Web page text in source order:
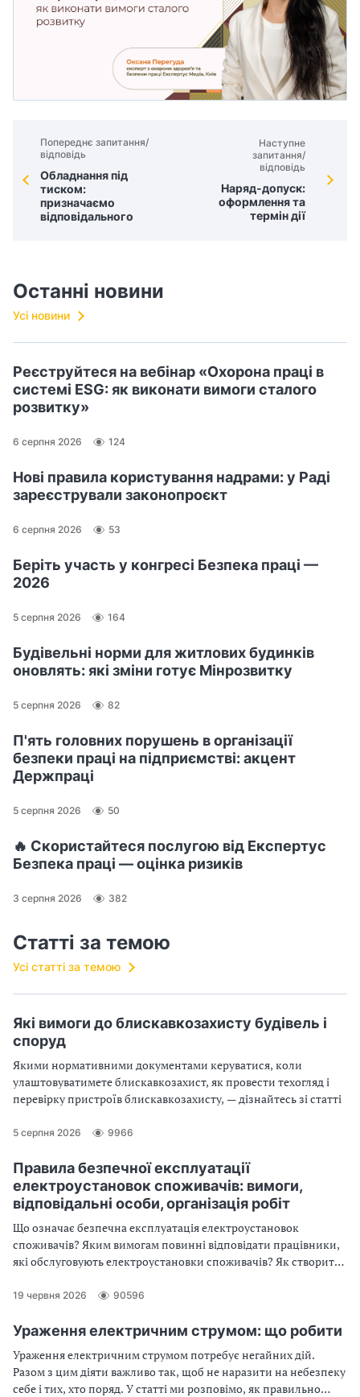
Попереднє запитання/
відповідь
Обладнання під
тиском:
призначаємо
відповідального
Наступне
запитання/
відповідь
Наряд-допуск:
оформлення та
термін дії
Останні новини
Усі новини
Реєструйтеся на вебінар «Охорона праці в
системі ESG: як виконати вимоги сталого
розвитку»
6 серпня 2026 124
Нові правила користування надрами: у Раді
зареєстрували законопроєкт
6 серпня 2026 53
Беріть участь у конгресі Безпека праці —
2026
5 серпня 2026 164
Будівельні норми для житлових будинків
оновлять: які зміни готує Мінрозвитку
5 серпня 2026 82
П'ять головних порушень в організації
безпеки праці на підприємстві: акцент
Держпраці
5 серпня 2026 50
🔥 Скористайтеся послугою від Експертус
Безпека праці — оцінка ризиків
3 серпня 2026 382
Статті за темою
Усі статті за темою
Які вимоги до блискавкозахисту будівель і
споруд
Якими нормативними документами керуватися, коли
улаштовуватимете блискавкозахист, як провести техогляд і
перевірку пристроїв блискавкозахисту, — дізнайтесь зі статті
5 серпня 2026 9966
Правила безпечної експлуатації
електроустановок споживачів: вимоги,
відповідальні особи, організація робіт
Що означає безпечна експлуатація електроустановок
споживачів? Яким вимогам повинні відповідати працівники,
які обслуговують електроустановки споживачів? Як створити
відповідальність під час виконання робіт в
безпечної експлуатації електроустановок споживачів, щоб
19 червня 2026 90596
Ураження електричним струмом: що робити
Ураження електричним струмом потребує негайних дій.
Разом з цим діяти важливо так, щоб не наразити на небезпеку
себе і тих, хто поряд. У статті ми розповімо, як правильно